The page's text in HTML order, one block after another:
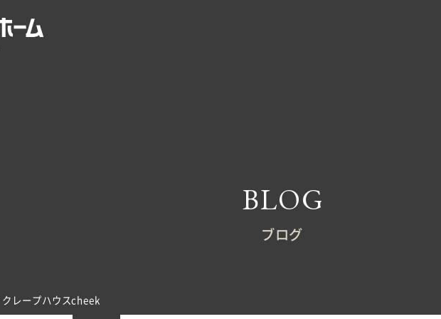
BLOG
ブログ
クレープハウスcheek